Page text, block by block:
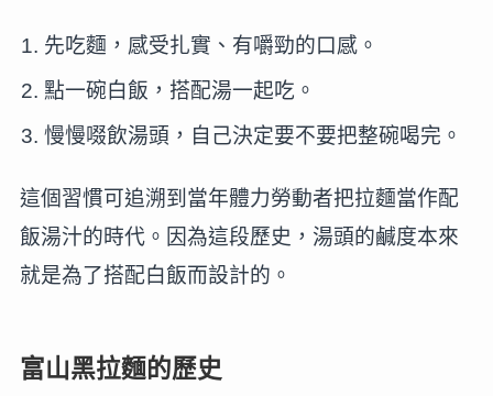
先吃麵，感受扎實、有嚼勁的口感。
點一碗白飯，搭配湯一起吃。
慢慢啜飲湯頭，自己決定要不要把整碗喝完。
這個習慣可追溯到當年體力勞動者把拉麵當作配
飯湯汁的時代。因為這段歷史，湯頭的鹹度本來
就是為了搭配白飯而設計的。
富山黑拉麵的歷史